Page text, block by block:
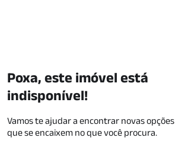
Poxa, este imóvel está
indisponível!
Vamos te ajudar a encontrar novas opções
que se encaixem no que você procura.